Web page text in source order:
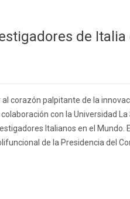
de Italia
corazón palpitante de la
con la Universidad
Italianos en el Mundo.
de la Presidencia del